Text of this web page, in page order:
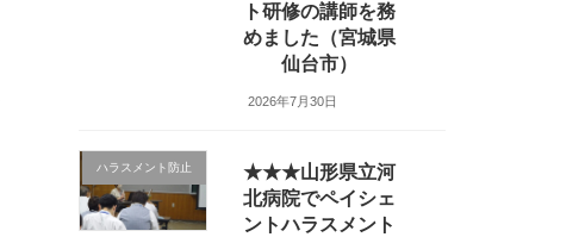
ト研修の講師を務
めました（宮城県
仙台市）
2026年7月30日
ハラスメント防止
★★★山形県立河
北病院でペイシェ
ントハラスメント